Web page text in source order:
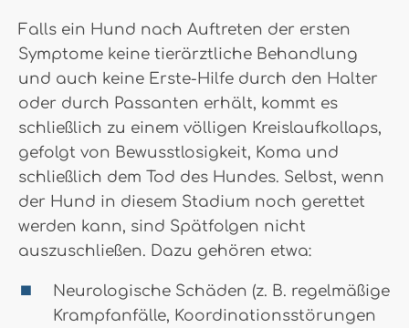
Falls ein Hund nach Auftreten der ersten
Symptome keine tierärztliche Behandlung
und auch keine Erste-Hilfe durch den Halter
oder durch Passanten erhält, kommt es
schließlich zu einem völligen Kreislaufkollaps,
gefolgt von Bewusstlosigkeit, Koma und
schließlich dem Tod des Hundes. Selbst, wenn
der Hund in diesem Stadium noch gerettet
werden kann, sind Spätfolgen nicht
auszuschließen. Dazu gehören etwa:
Neurologische Schäden (z. B. regelmäßige
Krampfanfälle, Koordinationsstörungen